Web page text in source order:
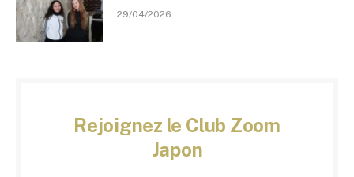
29/04/2026
Rejoignez le Club Zoom
Japon